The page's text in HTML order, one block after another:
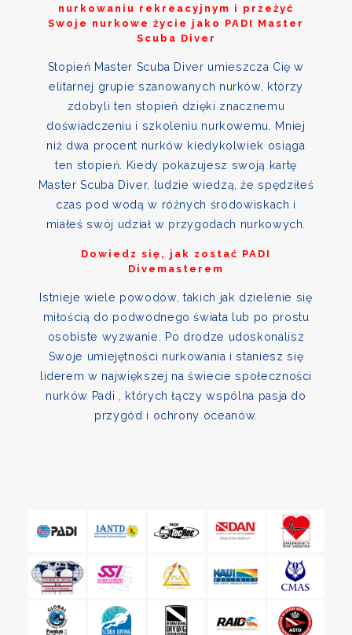
nurkowaniu rekreacyjnym i przeżyć
Swoje nurkowe życie jako PADI Master
Scuba Diver
Stopień Master Scuba Diver umieszcza Cię w
elitarnej grupie szanowanych nurków, którzy
zdobyli ten stopień dzięki znacznemu
doświadczeniu i szkoleniu nurkowemu. Mniej
niż dwa procent nurków kiedykolwiek osiąga
ten stopień. Kiedy pokazujesz swoją kartę
Master Scuba Diver, ludzie wiedzą, że spędziłeś
czas pod wodą w różnych środowiskach i
miałeś swój udział w przygodach nurkowych.
Dowiedz się, jak zostać PADI
Divemasterem
Istnieje wiele powodów, takich jak dzielenie się
miłością do podwodnego świata lub po prostu
osobiste wyzwanie. Po drodze udoskonalisz
Swoje umiejętności nurkowania i staniesz się
liderem w największej na świecie społeczności
nurków Padi , których łączy wspólna pasja do
przygód i ochrony oceanów.